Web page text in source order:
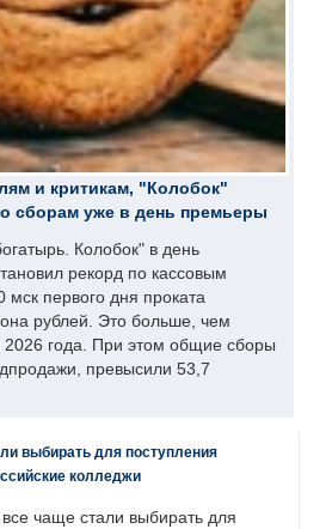
и критикам, "Колобок"
сборам уже в день премьеры
Колобок" в день
рекорд по кассовым
первого дня проката
рублей. Это больше, чем
2026 года. При этом общие сборы
превысили 53,7
выбирать для поступления
колледжи
все чаще стали выбирать для